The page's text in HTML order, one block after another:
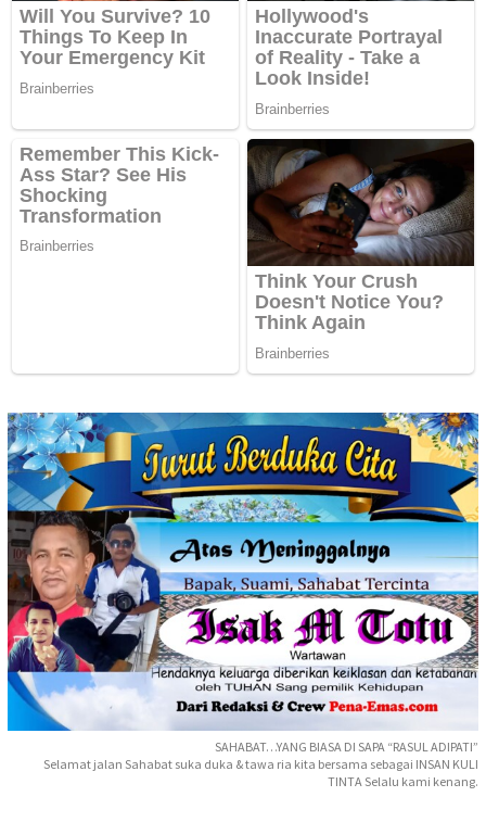
SAHABAT…YANG BIASA DI SAPA “RASUL ADIPATI”
Selamat jalan Sahabat suka duka & tawa ria kita bersama sebagai INSAN KULI
TINTA Selalu kami kenang.